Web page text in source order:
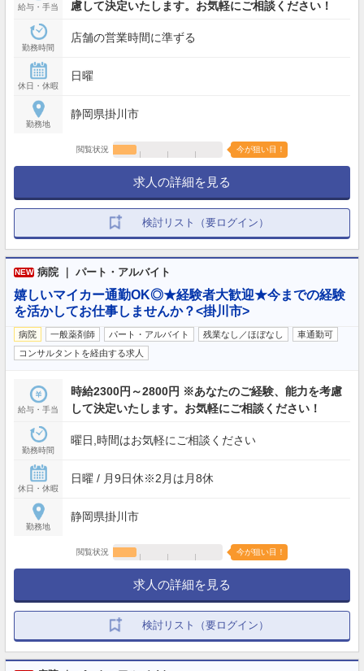
給与・手当 慮して決定いたします。お気軽にご相談ください！
勤務時間
店舗の営業時間に準ずる
休日・休暇
日曜
勤務地
静岡県掛川市
閲覧状況 今が狙い目！
求人の詳細を見る
検討リスト（要ログイン）
NEW 病院 ｜ パート・アルバイト
嬉しいマイカー通勤OK◎★経験者大歓迎★今までの経験
を活かしてお仕事しませんか？<掛川市>
病院 一般薬剤師 パート・アルバイト 残業なし／ほぼなし
車通勤可
コンサルタントを経由する求人
給与・手当
時給2300円～2800円 ※あなたのご経験、能力を考慮
して決定いたします。お気軽にご相談ください！
勤務時間
曜日,時間はお気軽にご相談ください
休日・休暇
日曜 / 月9日休※2月は月8休
勤務地
静岡県掛川市
閲覧状況 今が狙い目！
求人の詳細を見る
検討リスト（要ログイン）